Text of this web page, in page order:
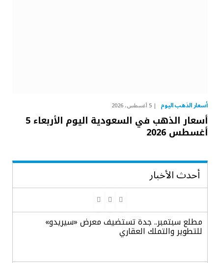
أسعار الذهب اليوم 5 أغسطس، 2026
أسعار الذهب في السعودية اليوم الأربعاء 5
أغسطس 2026
أحدث الأخبار
مطلع سبتمبر.. جدة تستضيف معرض «سيريدو»
للتطوير والتملك العقاري